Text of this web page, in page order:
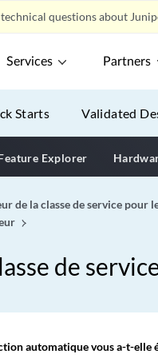
questions about
Services Partners
Starts Validated
Explorer
de la classe de service pour
de
automatique vous a-t-elle